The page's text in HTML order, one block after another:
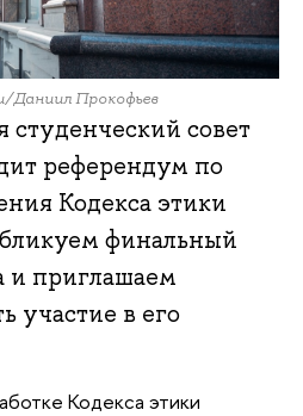
Даниил Прокофьев
студенческий совет
референдум по
Кодекса этики
финальный
и приглашаем
участие в его
Кодекса этики